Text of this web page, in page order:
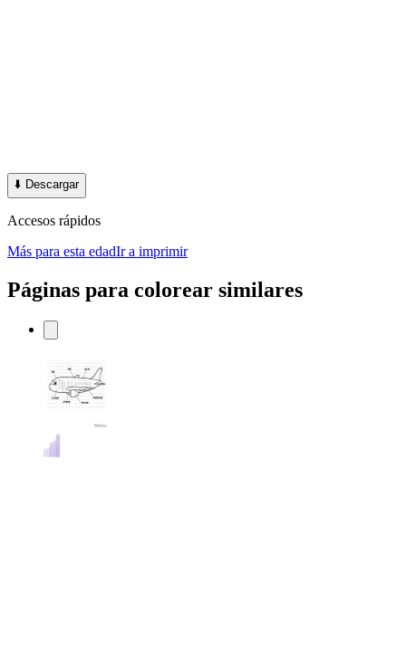
⬇️ Descargar
Accesos rápidos
Más para esta edadIr a imprimir
Páginas para colorear similares